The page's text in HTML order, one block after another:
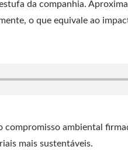
da companhia.
o que equivale ao
compromisso ambiental
mais sustentáveis.